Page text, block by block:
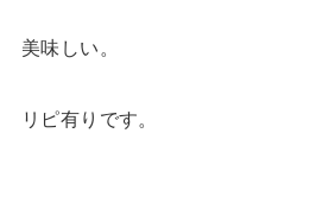
美味しい。
リピ有りです。